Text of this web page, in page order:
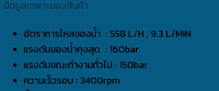
ข้อมูลเฉพาะของสินค้า
อัตราการไหลของน้ำ : 558 L/H , 9.3 L/MIN
แรงดันของน้ำศุงสุด : 160bar
แรงดันขณะทำงานทั่วไป : 150bar
ความเร็วรอบ : 3400rpm